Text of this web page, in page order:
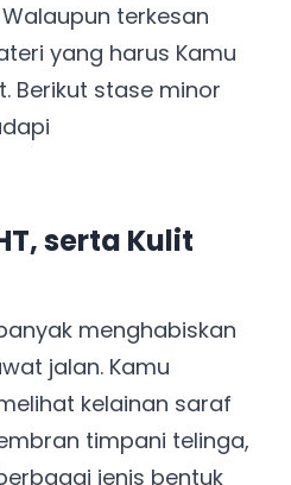
terkesan
yang harus Kamu
Berikut stase minor
serta Kulit
menghabiskan
jalan. Kamu
kelainan saraf
timpani telinga,
jenis bentuk